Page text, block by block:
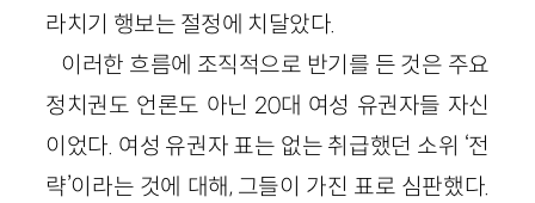
라치기 행보는 절정에 치달았다.
이러한 흐름에 조직적으로 반기를 든 것은 주요
정치권도 언론도 아닌 20대 여성 유권자들 자신
이었다. 여성 유권자 표는 없는 취급했던 소위 ‘전
략’이라는 것에 대해, 그들이 가진 표로 심판했다.